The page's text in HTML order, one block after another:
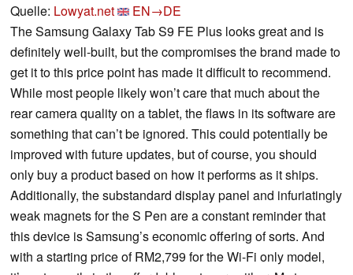
Quelle: Lowyat.net
EN→DE
The Samsung Galaxy Tab S9 FE Plus looks great and is
definitely well-built, but the compromises the brand made to
get it to this price point has made it difficult to recommend.
While most people likely won’t care that much about the
rear camera quality on a tablet, the flaws in its software are
something that can’t be ignored. This could potentially be
improved with future updates, but of course, you should
only buy a product based on how it performs as it ships.
Additionally, the substandard display panel and infuriatingly
weak magnets for the S Pen are a constant reminder that
this device is Samsung’s economic offering of sorts. And
with a starting price of RM2,799 for the Wi-Fi only model,